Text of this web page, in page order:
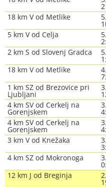
18 km V od Metlike
5 km V od Celja
2 km S od Slovenj Gradca
18 km V od Metlike
1 km SZ od Brezovice pri
Ljubljani
4 km SV od Cerkelj na
Gorenjskem
4 km SV od Cerkelj na
Gorenjskem
3 km V od Knežaka
4 km SZ od Mokronoga
12 km J od Breginja